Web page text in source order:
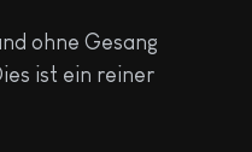
ohne Gesang
ist ein reiner